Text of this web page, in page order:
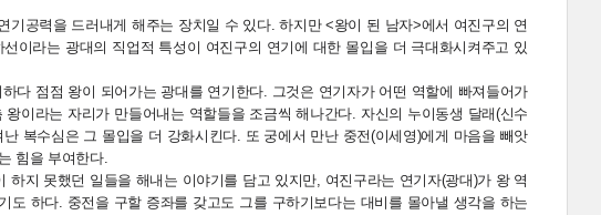
공력을 드러내게 해주는 장치일 수 있다. 하지만 <왕이 된 남자>에서 여진구의 연
이라는 광대의 직업적 특성이 여진구의 연기에 대한 몰입을 더 극대화시켜주고 있
다 점점 왕이 되어가는 광대를 연기한다. 그것은 연기자가 어떤 역할에 빠져들어가
이라는 자리가 만들어내는 역할들을 조금씩 해나간다. 자신의 누이동생 달래(신수
복수심은 그 몰입을 더 강화시킨다. 또 궁에서 만난 중전(이세영)에게 마음을 빼앗
힘을 부여한다.
지 못했던 일들을 해내는 이야기를 담고 있지만, 여진구라는 연기자(광대)가 왕 역
하다. 중전을 구할 증좌를 갖고도 그를 구하기보다는 대비를 몰아낼 생각을 하는